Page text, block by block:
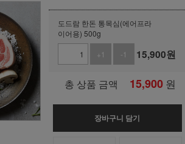
도드람 한돈 통목심(에어프라
이어용) 500g
+1
-1 15,900원
총 상품 금액 15,900 원
장바구니 담기